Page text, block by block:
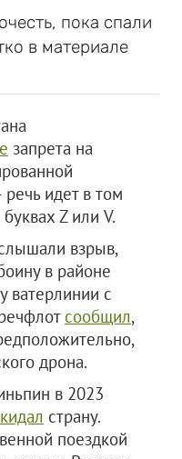
пока спали
в материале
запрета на
идет в том
Z или V.
взрыв,
в районе
ватерлинии с
сообщил,
дрона.
в 2023
страну.
поездкой